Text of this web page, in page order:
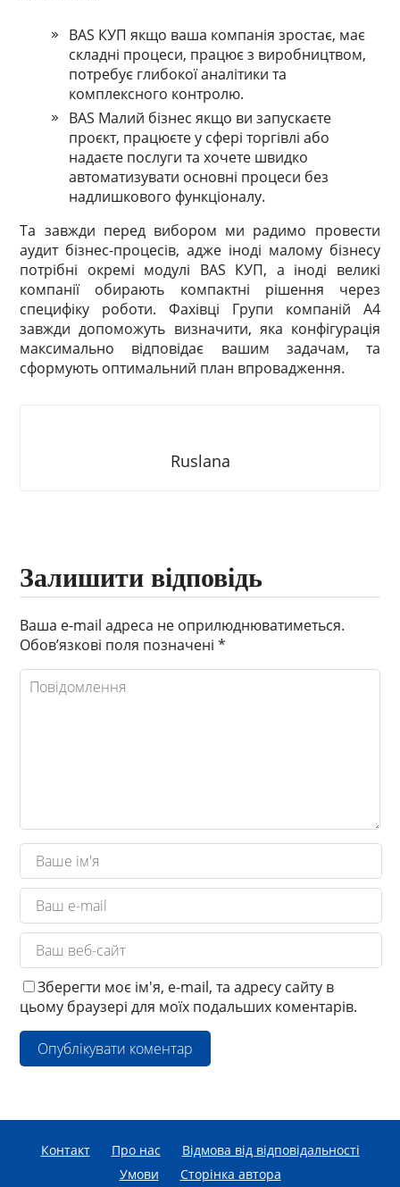
BAS КУП якщо ваша компанія зростає, має
складні процеси, працює з виробництвом,
потребує глибокої аналітики та
комплексного контролю.
BAS Малий бізнес якщо ви запускаєте
проєкт, працюєте у сфері торгівлі або
надаєте послуги та хочете швидко
автоматизувати основні процеси без
надлишкового функціоналу.
Та завжди перед вибором ми радимо провести
аудит бізнес-процесів, адже іноді малому бізнесу
потрібні окремі модулі BAS КУП, а іноді великі
компанії обирають компактні рішення через
специфіку роботи. Фахівці Групи компаній А4
завжди допоможуть визначити, яка конфігурація
максимально відповідає вашим задачам, та
сформують оптимальний план впровадження.
Ruslana
Залишити відповідь
Ваша e-mail адреса не оприлюднюватиметься.
Обов’язкові поля позначені*
Зберегти моє ім'я, e-mail, та адресу сайту в
цьому браузері для моїх подальших коментарів.
Контакт Про нас
Відмова від відповідальності
Умови
Сторінка автора